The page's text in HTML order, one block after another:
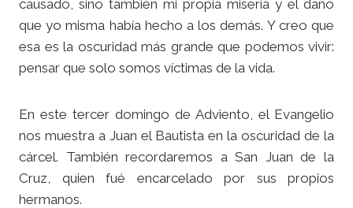
causado, sino también mi propia miseria y el daño
que yo misma había hecho a los demás. Y creo que
esa es la oscuridad más grande que podemos vivir:
pensar que solo somos víctimas de la vida.
En este tercer domingo de Adviento, el Evangelio
nos muestra a Juan el Bautista en la oscuridad de la
cárcel. También recordaremos a San Juan de la
Cruz, quien fué encarcelado por sus propios
hermanos.